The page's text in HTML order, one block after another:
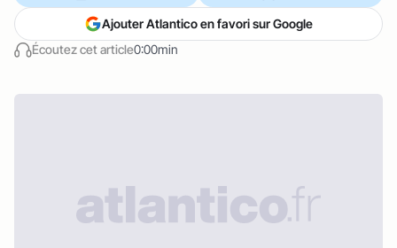
Écoutez cet article0:00min
Ajouter Atlantico en favori sur Google